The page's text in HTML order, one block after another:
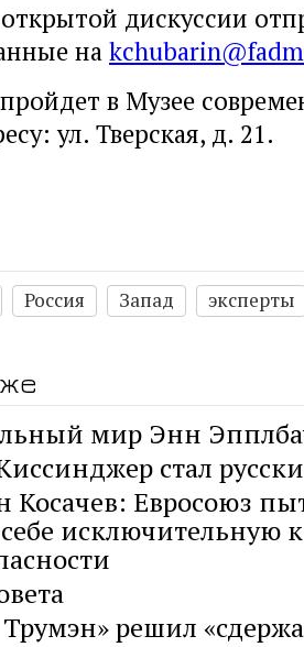
дискуссии
на
в Музее
ул. Тверская, д. 21.
Россия Запад эксперты
мир Энн
стал
Косачев: Евросоюз
исключительную
решил